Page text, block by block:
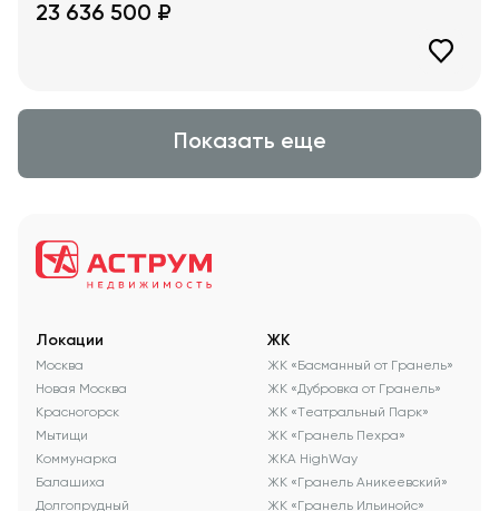
23 636 500 ₽
Показать еще
Локации
Москва
Новая Москва
Красногорск
Мытищи
Коммунарка
Балашиха
Долгопрудный
ЖК
ЖК «Басманный от Гранель»
ЖК «Дубровка от Гранель»
ЖК «Театральный Парк»
ЖК «Гранель Пехра»
ЖКА HighWay
ЖК «Гранель Аникеевский»
ЖК «Гранель Ильинойс»